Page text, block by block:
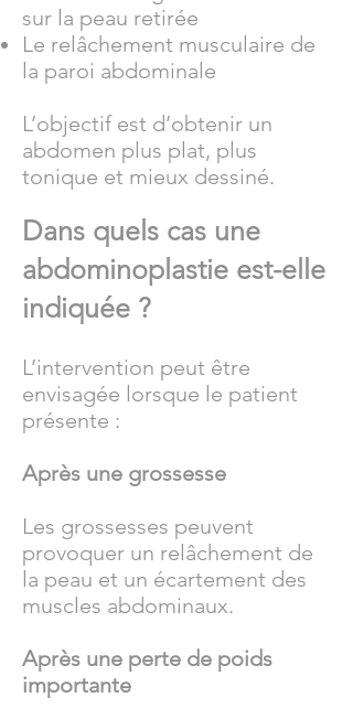
sur la peau retirée
Le relâchement musculaire de
la paroi abdominale
L’objectif est d’obtenir un
abdomen plus plat, plus
tonique et mieux dessiné.
Dans quels cas une
abdominoplastie est-elle
indiquée ?
L’intervention peut être
envisagée lorsque le patient
présente :
Après une grossesse
Les grossesses peuvent
provoquer un relâchement de
la peau et un écartement des
muscles abdominaux.
Après une perte de poids
importante